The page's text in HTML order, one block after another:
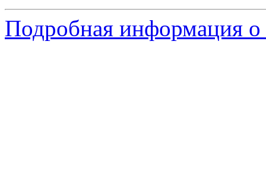
Подробная информация о